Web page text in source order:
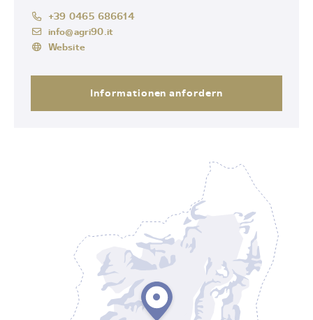
+39 0465 686614
info@agri90.it
Website
Informationen anfordern